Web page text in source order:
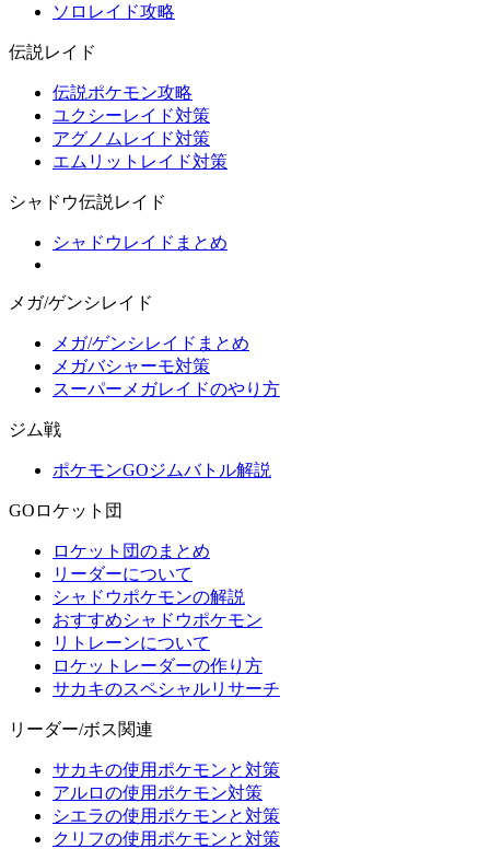
ソロレイド攻略
伝説レイド
伝説ポケモン攻略
ユクシーレイド対策
アグノムレイド対策
エムリットレイド対策
シャドウ伝説レイド
シャドウレイドまとめ
メガ/ゲンシレイド
メガ/ゲンシレイドまとめ
メガバシャーモ対策
スーパーメガレイドのやり方
ジム戦
ポケモンGOジムバトル解説
GOロケット団
ロケット団のまとめ
リーダーについて
シャドウポケモンの解説
おすすめシャドウポケモン
リトレーンについて
ロケットレーダーの作り方
サカキのスペシャルリサーチ
リーダー/ボス関連
サカキの使用ポケモンと対策
アルロの使用ポケモン対策
シエラの使用ポケモンと対策
クリフの使用ポケモンと対策